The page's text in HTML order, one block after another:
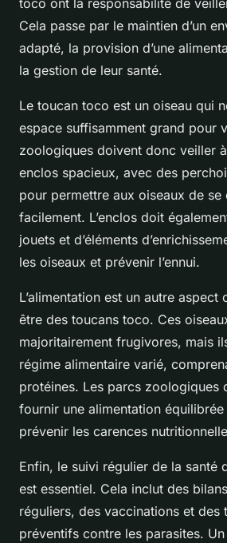
toco ont la responsabilité de
Cela passe par le maintien d’un
adapté, la provision d’une
la gestion de leur santé.
Le toucan toco est un oiseau qui
espace suffisamment grand pour
zoologiques doivent donc veiller
enclos spacieux, avec des
pour permettre aux oiseaux de se
facilement. L’enclos doit
jouets et d’éléments
les oiseaux et prévenir l’ennui.
L’alimentation est un autre
être des toucans toco. Ces
majoritairement frugivores, mais
régime alimentaire varié,
protéines. Les parcs zoologiques
fournir une alimentation
prévenir les carences
Enfin, le suivi régulier de la santé
est essentiel. Cela inclut des
réguliers, des vaccinations et des
préventifs contre les parasites.